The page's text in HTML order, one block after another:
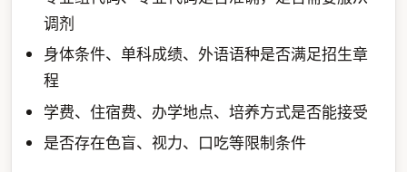
调剂
身体条件、单科成绩、外语语种是否满足招生章
程
学费、住宿费、办学地点、培养方式是否能接受
是否存在色盲、视力、口吃等限制条件